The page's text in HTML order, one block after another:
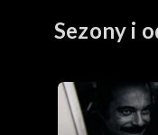
Sezony i